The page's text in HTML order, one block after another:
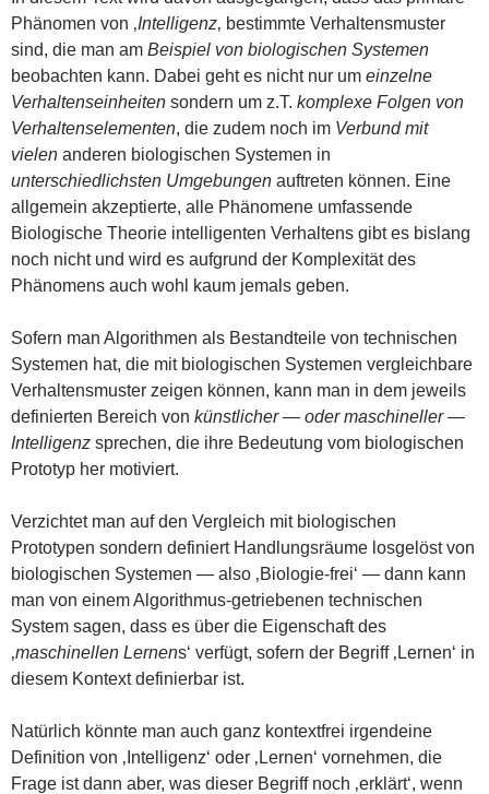
Phänomen von ‚Intelligenz‚ bestimmte Verhaltensmuster
sind, die man am Beispiel von biologischen Systemen
beobachten kann. Dabei geht es nicht nur um einzelne
Verhaltenseinheiten sondern um z.T. komplexe Folgen von
Verhaltenselementen, die zudem noch im Verbund mit
vielen anderen biologischen Systemen in
unterschiedlichsten Umgebungen auftreten können. Eine
allgemein akzeptierte, alle Phänomene umfassende
Biologische Theorie intelligenten Verhaltens gibt es bislang
noch nicht und wird es aufgrund der Komplexität des
Phänomens auch wohl kaum jemals geben.
Sofern man Algorithmen als Bestandteile von technischen
Systemen hat, die mit biologischen Systemen vergleichbare
Verhaltensmuster zeigen können, kann man in dem jeweils
definierten Bereich von künstlicher — oder maschineller —
Intelligenz sprechen, die ihre Bedeutung vom biologischen
Prototyp her motiviert.
Verzichtet man auf den Vergleich mit biologischen
Prototypen sondern definiert Handlungsräume losgelöst von
biologischen Systemen — also ‚Biologie-frei‘ — dann kann
man von einem Algorithmus-getriebenen technischen
System sagen, dass es über die Eigenschaft des
‚maschinellen Lernens‘ verfügt, sofern der Begriff ‚Lernen‘ in
diesem Kontext definierbar ist.
Natürlich könnte man auch ganz kontextfrei irgendeine
Definition von ‚Intelligenz‘ oder ‚Lernen‘ vornehmen, die
Frage ist dann aber, was dieser Begriff noch ‚erklärt‘, wenn